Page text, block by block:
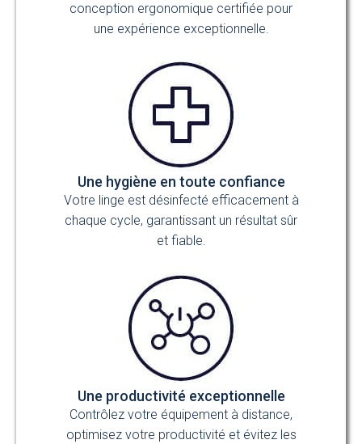
conception ergonomique certifiée pour
une expérience exceptionnelle.
Une hygiène en toute confiance
Votre linge est désinfecté efficacement à
chaque cycle, garantissant un résultat sûr
et fiable.
Une productivité exceptionnelle
Contrôlez votre équipement à distance,
optimisez votre productivité et évitez les